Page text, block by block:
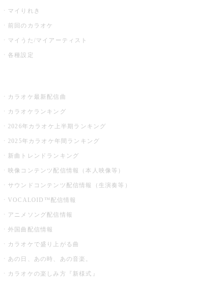
マイりれき
前回のカラオケ
マイうた/マイアーティスト
各種設定
カラオケ最新配信曲
カラオケランキング
2026年カラオケ上半期ランキング
2025年カラオケ年間ランキング
新曲トレンドランキング
映像コンテンツ配信情報（本人映像等）
サウンドコンテンツ配信情報（生演奏等）
VOCALOID™配信情報
アニメソング配信情報
外国曲配信情報
カラオケで盛り上がる曲
あの日、あの時、あの音楽。
カラオケの楽しみ方『新様式』